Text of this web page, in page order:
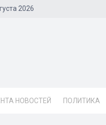
2026
НОВОСТЕЙ ПОЛИТИКА